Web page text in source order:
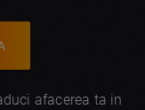
afacerea ta in